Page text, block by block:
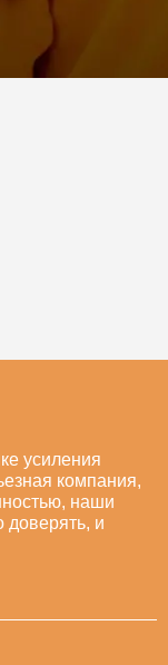
усиления
компания,
наши
доверять, и